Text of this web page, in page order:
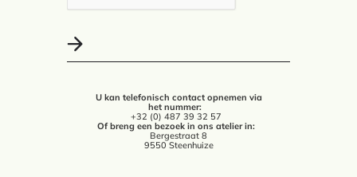
U kan telefonisch contact opnemen via
het nummer:
+32 (0) 487 39 32 57
Of breng een bezoek in ons atelier in:
Bergestraat 8
9550 Steenhuize